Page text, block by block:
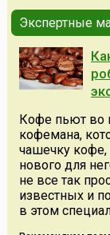
Экспертные
Кофе пьют во
кофемана,
чашечку кофе,
нового для
не все так
известных и
в этом